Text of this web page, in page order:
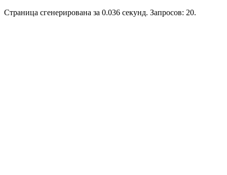
Страница сгенерирована за 0.036 секунд. Запросов: 20.